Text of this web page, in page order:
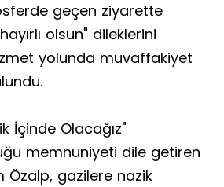
geçen ziyarette
olsun" dileklerini
yolunda muvaffakiyet
İçinde Olacağız"
memnuniyeti dile getiren
Özalp, gazilere nazik